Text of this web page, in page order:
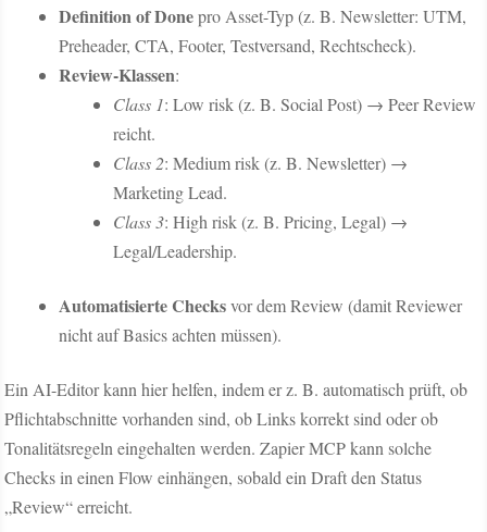
Definition of Donepro Asset-Typ (z. B. Newsletter: UTM,
Preheader, CTA, Footer, Testversand, Rechtscheck).
Review-Klassen:
Class 1: Low risk (z. B. Social Post) → Peer Review
reicht.
Class 2: Medium risk (z. B. Newsletter) →
Marketing Lead.
Class 3: High risk (z. B. Pricing, Legal) →
Legal/Leadership.
Automatisierte Checksvor dem Review (damit Reviewer
nicht auf Basics achten müssen).
Ein AI-Editor kann hier helfen, indem er z. B. automatisch prüft, ob
Pflichtabschnitte vorhanden sind, ob Links korrekt sind oder ob
Tonalitätsregeln eingehalten werden. Zapier MCP kann solche
Checks in einen Flow einhängen, sobald ein Draft den Status
„Review“ erreicht.